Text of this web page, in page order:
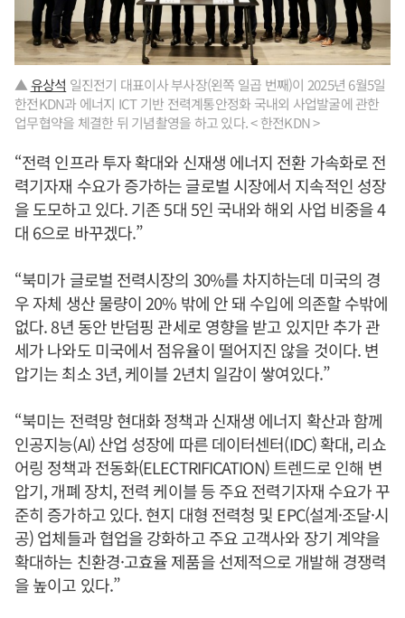
▲유상석 일진전기 대표이사 부사장(왼쪽 일곱 번째)이 2025년 6월5일
한전KDN과 에너지 ICT 기반 전력계통안정화 국내외 사업발굴에 관한
업무협약을 체결한 뒤 기념촬영을 하고 있다. < 한전KDN >
“전력 인프라 투자 확대와 신재생 에너지 전환 가속화로 전
력기자재 수요가 증가하는 글로벌 시장에서 지속적인 성장
을 도모하고 있다. 기존 5대 5인 국내와 해외 사업 비중을 4
대 6으로 바꾸겠다.”
“북미가 글로벌 전력시장의 30%를 차지하는데 미국의 경
우 자체 생산 물량이 20% 밖에 안 돼 수입에 의존할 수밖에
없다. 8년 동안 반덤핑 관세로 영향을 받고 있지만 추가 관
세가 나와도 미국에서 점유율이 떨어지진 않을 것이다. 변
압기는 최소 3년, 케이블 2년치 일감이 쌓여있다.”
“북미는 전력망 현대화 정책과 신재생 에너지 확산과 함께
인공지능(AI) 산업 성장에 따른 데이터센터(IDC) 확대, 리쇼
어링 정책과 전동화(ELECTRIFICATION) 트렌드로 인해 변
압기, 개폐 장치, 전력 케이블 등 주요 전력기자재 수요가 꾸
준히 증가하고 있다. 현지 대형 전력청 및 EPC(설계·조달·시
공) 업체들과 협업을 강화하고 주요 고객사와 장기 계약을
확대하는 친환경·고효율 제품을 선제적으로 개발해 경쟁력
을 높이고 있다.”